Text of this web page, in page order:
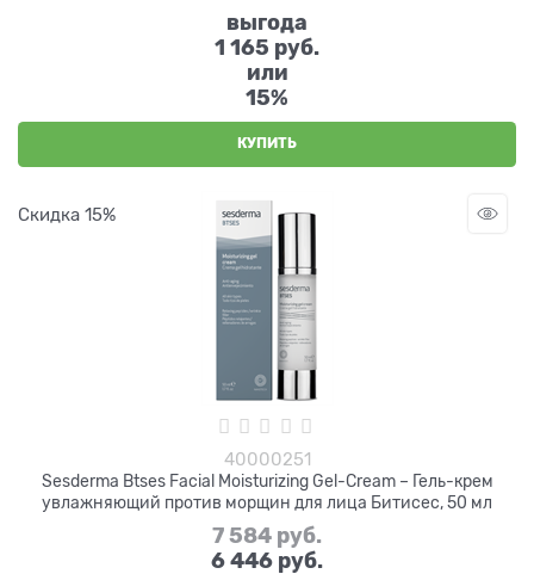
выгода
1 165 руб.
или
15%
КУПИТЬ
Скидка 15%
40000251
Sesderma Btses Facial Moisturizing Gel-Cream – Гель-крем
увлажняющий против морщин для лица Битисес, 50 мл
7 584 руб.
6 446 руб.